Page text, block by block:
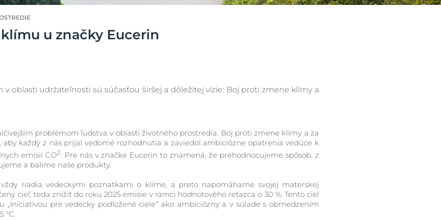
Hyaluron-Filler všetky
produkty
Slnečná ochrana
Svrbiaca pokožka Atopický ekzém +1
5.027 recenzií
Anti-Age
Hyaluron-Filler + 3x EFFECT
Denný krém SPF 30
5.03 recenzií
Kúpiť
u značky Eucerin
v oblasti udržateľnosti sú súčasťou širšej a dôležitej vízie: Boj proti zmene klímy a
problémom ľudstva v oblasti životného prostredia. Boj proti zmene klímy a za
aby každý z nás prijal vedomé rozhodnutia a zaviedol ambiciózne opatrenia vedúce k
emisií CO2. Pre nás v značke Eucerin to znamená, že prehodnocujeme spôsob, z
a balíme naše produkty.
riadia vedeckými poznatkami o klíme, a preto napomáhame svojej materskej
cieľ, teda znížiť do roku 2025 emisie v rámci hodnotového reťazca o 30 %. Tento cieľ
„Iniciatívou pre vedecky podložené ciele“ ako ambiciózny a v súlade s obmedzením
°C.